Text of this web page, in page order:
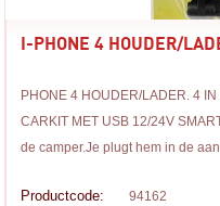
I-PHONE 4 HOUDER/
PHONE 4 HOUDER/LADER. 4 IN
CARKIT MET USB 12/24V
de camper.Je plugt hem in de
Productcode: 94162